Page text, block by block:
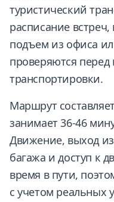
туристический
расписание встреч,
подъем из офиса
проверяются
транспортировки.
Маршрут
занимает 36-46
Движение, выход
багажа и доступ к
время в пути,
с учетом реальных